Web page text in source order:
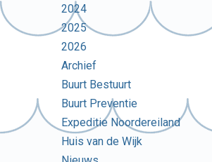
2024
2025
2026
Archief
Buurt Bestuurt
Buurt Preventie
Expeditie Noordereiland
Huis van de Wijk